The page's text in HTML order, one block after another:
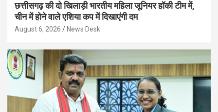
छत्तीसगढ़ की दो खिलाड़ी भारतीय महिला जूनियर हॉकी टीम में,
चीन में होने वाले एशिया कप में दिखाएंगी दम
August 6, 2026 News Desk